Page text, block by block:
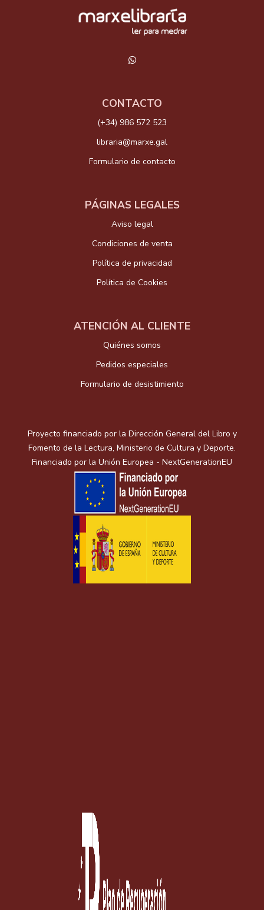
CONTACTO
(+34) 986 572 523
libraria@marxe.gal
Formulario de contacto
PÁGINAS LEGALES
Aviso legal
Condiciones de venta
Política de privacidad
Política de Cookies
ATENCIÓN AL CLIENTE
Quiénes somos
Pedidos especiales
Formulario de desistimiento
Proyecto financiado por la Dirección General del Libro y
Fomento de la Lectura, Ministerio de Cultura y Deporte.
Financiado por la Unión Europea - NextGenerationEU